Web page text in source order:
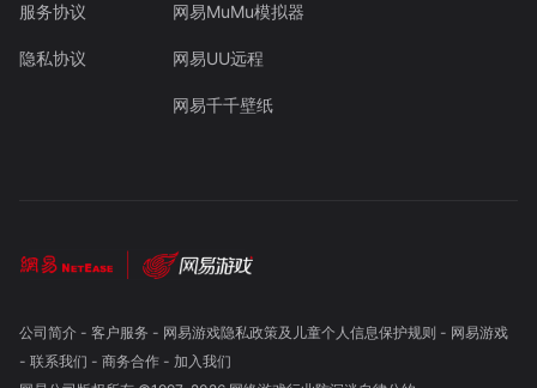
服务协议
隐私协议
网易MuMu模拟器
网易UU远程
网易千千壁纸
公司简介- 客户服务 - 网易游戏隐私政策及儿童个人信息保护规则 - 网易游戏
- 联系我们 - 商务合作- 加入我们